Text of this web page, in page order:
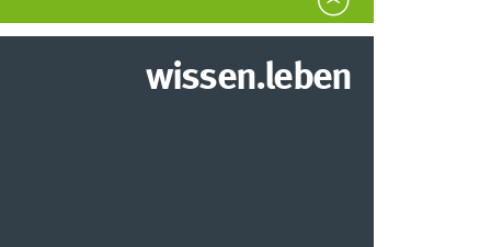
wissen.leben